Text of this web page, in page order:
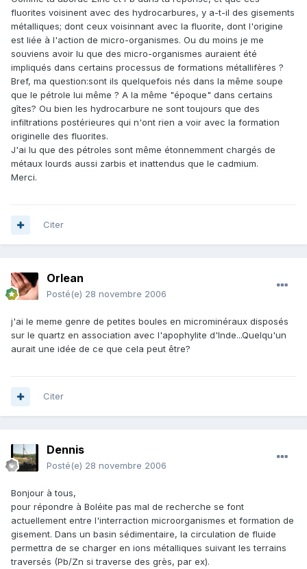
fluorites voisinent avec des hydrocarbures, y a-t-il des gisements
métalliques; dont ceux voisinnant avec la fluorite, dont l'origine
est liée à l'action de micro-organismes. Ou du moins je me
souviens avoir lu que des micro-organismes auraient été
impliqués dans certains processus de formations métallifères ?
Bref, ma question:sont ils quelquefois nés dans la même soupe
que le pétrole lui même ? A la même "époque" dans certains
gîtes? Ou bien les hydrocarbure ne sont toujours que des
infiltrations postérieures qui n'ont rien a voir avec la formation
originelle des fluorites.
J'ai lu que des pétroles sont même étonnemment chargés de
métaux lourds aussi zarbis et inattendus que le cadmium.
Merci.
Citer
Orlean
Posté(e) 28 novembre 2006
j'ai le meme genre de petites boules en microminéraux disposés
sur le quartz en association avec l'apophylite d'Inde...Quelqu'un
aurait une idée de ce que cela peut être?
Citer
Dennis
Posté(e) 28 novembre 2006
Bonjour à tous,
pour répondre à Boléite pas mal de recherche se font
actuellement entre l'interraction microorganismes et formation de
gisement. Dans un basin sédimentaire, la circulation de fluide
permettra de se charger en ions métalliques suivant les terrains
traversés (Pb/Zn si traverse des grès, par ex).